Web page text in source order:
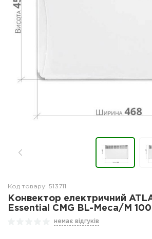
Код товару: 513711
Конвектор електричний
Essential CMG BL-Meca/M
немає відгуків